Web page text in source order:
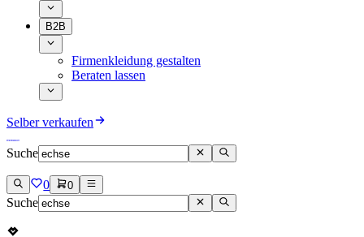
B2B
Firmenkleidung gestalten
Beraten lassen
Selber verkaufen
Suche
0 0
Suche